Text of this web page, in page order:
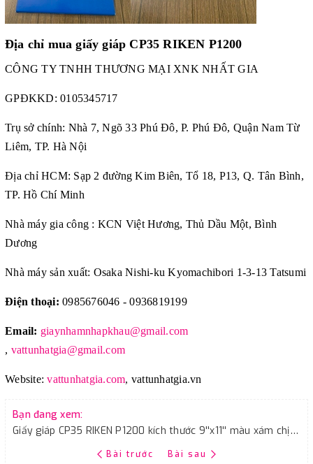
Địa chỉ muagiấy giáp CP35 RIKEN P1200
CÔNG TY TNHH THƯƠNG MẠI XNK NHẤT GIA
GPĐKKD: 0105345717
Trụ sở chính: Nhà 7, Ngõ 33 Phú Đô, P. Phú Đô, Quận Nam Từ
Liêm, TP. Hà Nội
Địa chỉ HCM: Sạp 2 đường Kim Biên, Tổ 18, P13, Q. Tân Bình,
TP. Hồ Chí Minh
Nhà máy gia công : KCN Việt Hương, Thủ Dầu Một, Bình
Dương
Nhà máy sản xuất: Osaka Nishi-ku Kyomachibori 1-3-13 Tatsumi
Điện thoại: 0985676046 - 0936819199
Email: giaynhamnhapkhau@gmail.com
, vattunhatgia@gmail.com
Website: vattunhatgia.com, vattunhatgia.vn
Bạn đang xem:
Giấy giáp CP35 RIKEN P1200 kích thước 9''x11'' màu xám chịu nước
Bài trước Bài sau